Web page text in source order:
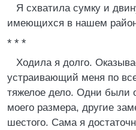
Я схватила сумку и
имеющихся в нашем
* * *
Ходила я долго.
устраивающий меня по
тяжелое дело. Одни были
моего размера, другие
шестого. Сама я